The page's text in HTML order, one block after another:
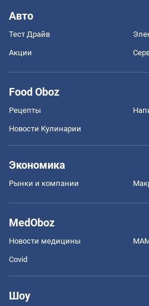
Авто
Тест Драйв
Акции
Food Oboz
Рецепты
Новости Кулинарии
Экономика
Рынки и компании
MedOboz
Новости медицины
Covid
Шоу